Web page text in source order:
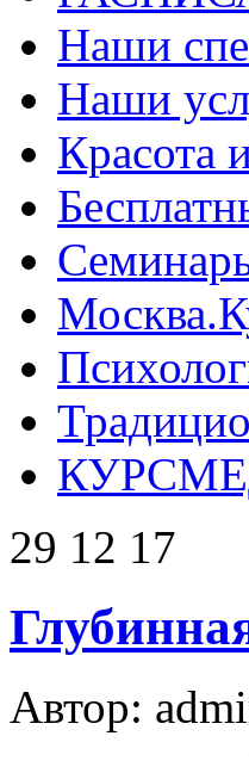
Наши
Наши
Красота
29 12 17
Автор: